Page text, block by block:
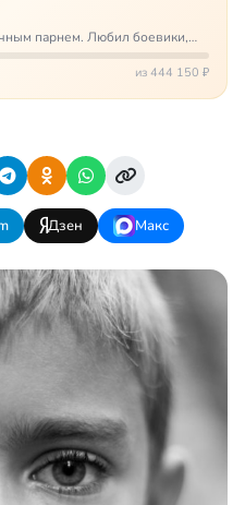
парнем. Любил боевики,
не дурак поиграть в комп,
А потом, будучи
из 444 150 ₽
Дзен Макс